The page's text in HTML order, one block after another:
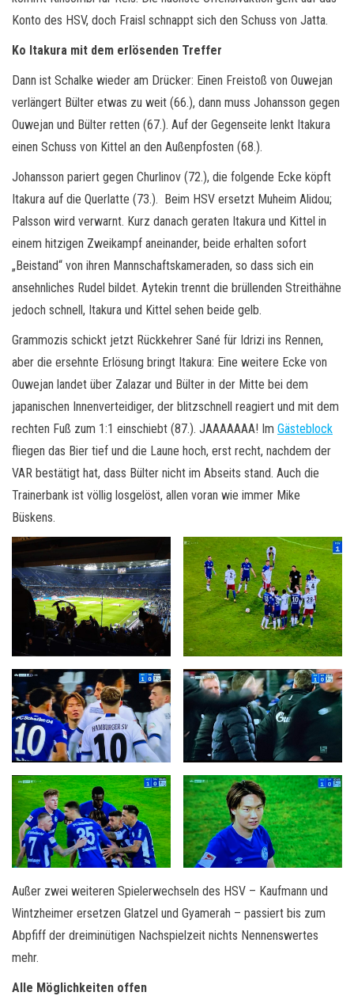
Konto des HSV, doch Fraisl schnappt sich den Schuss von Jatta.
Ko Itakura mit dem erlösenden Treffer
Dann ist Schalke wieder am Drücker: Einen Freistoß von Ouwejan
verlängert Bülter etwas zu weit (66.), dann muss Johansson gegen
Ouwejan und Bülter retten (67.). Auf der Gegenseite lenkt Itakura
einen Schuss von Kittel an den Außenpfosten (68.).
Johansson pariert gegen Churlinov (72.), die folgende Ecke köpft
Itakura auf die Querlatte (73.). Beim HSV ersetzt Muheim Alidou;
Palsson wird verwarnt. Kurz danach geraten Itakura und Kittel in
einem hitzigen Zweikampf aneinander, beide erhalten sofort
„Beistand“ von ihren Mannschaftskameraden, so dass sich ein
ansehnliches Rudel bildet. Aytekin trennt die brüllenden Streithähne
jedoch schnell, Itakura und Kittel sehen beide gelb.
Grammozis schickt jetzt Rückkehrer Sané für Idrizi ins Rennen,
aber die ersehnte Erlösung bringt Itakura: Eine weitere Ecke von
Ouwejan landet über Zalazar und Bülter in der Mitte bei dem
japanischen Innenverteidiger, der blitzschnell reagiert und mit dem
rechten Fuß zum 1:1 einschiebt (87.). JAAAAAAA! Im Gästeblock
fliegen das Bier tief und die Laune hoch, erst recht, nachdem der
VAR bestätigt hat, dass Bülter nicht im Abseits stand. Auch die
Trainerbank ist völlig losgelöst, allen voran wie immer Mike
Büskens.
Außer zwei weiteren Spielerwechseln des HSV – Kaufmann und
Wintzheimer ersetzen Glatzel und Gyamerah – passiert bis zum
Abpfiff der dreiminütigen Nachspielzeit nichts Nennenswertes
mehr.
Alle Möglichkeiten offen